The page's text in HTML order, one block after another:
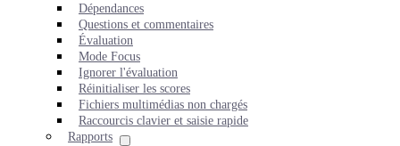
Dépendances
Questions et commentaires
Évaluation
Mode Focus
Ignorer l'évaluation
Réinitialiser les scores
Fichiers multimédias non chargés
Raccourcis clavier et saisie rapide
Rapports